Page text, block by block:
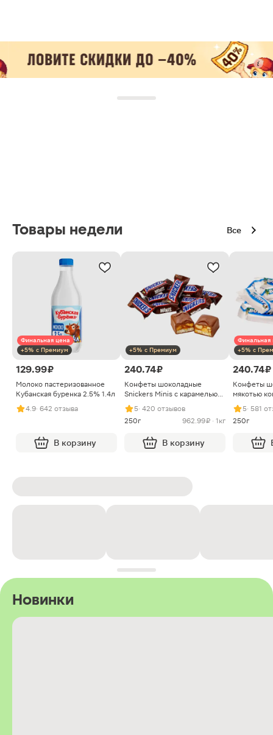
Товары недели Все
Финальная цена
+5% с Премиум
129.99 ₽
Молоко пастеризованное
Кубанская буренка 2.5% 1.4л
4.9· 642 отзыва
В корзину
+5% с Премиум
240.74 ₽
Конфеты шоколадные
Snickers Minis с карамелью
арахисом и нугой
5· 420 отзывов
250г
962.99 ₽ · 1кг
В корзину
Финальная
+5% с
240.74 ₽
Конфеты
мякотью
5· 581
250г
Новинки